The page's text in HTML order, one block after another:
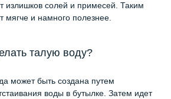
излишков солей и примесей. Таким
мягче и намного полезнее.
талую воду?
может быть создана путем
воды в бутылке. Затем идет